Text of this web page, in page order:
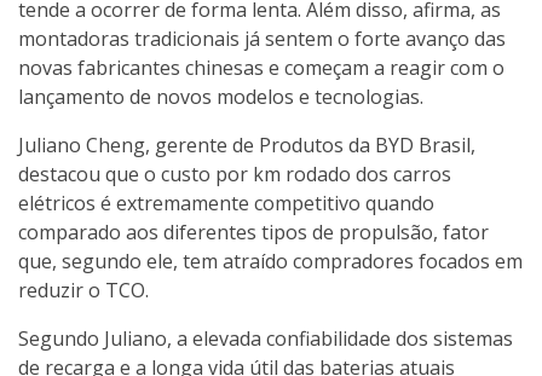
tende a ocorrer de forma lenta. Além disso, afirma, as
montadoras tradicionais já sentem o forte avanço das
novas fabricantes chinesas e começam a reagir com o
lançamento de novos modelos e tecnologias.
Juliano Cheng, gerente de Produtos da BYD Brasil,
destacou que o custo por km rodado dos carros
elétricos é extremamente competitivo quando
comparado aos diferentes tipos de propulsão, fator
que, segundo ele, tem atraído compradores focados em
reduzir o TCO.
Segundo Juliano, a elevada confiabilidade dos sistemas
de recarga e a longa vida útil das baterias atuais